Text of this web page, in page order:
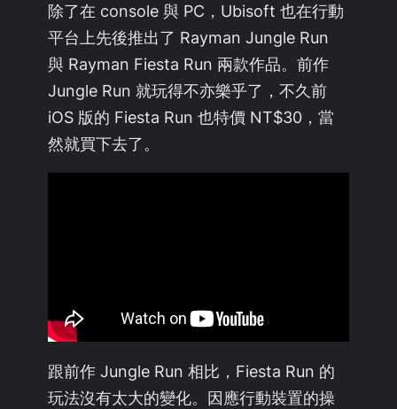
除了在 console 與 PC，Ubisoft 也在行動
平台上先後推出了 Rayman Jungle Run
與 Rayman Fiesta Run 兩款作品。前作
Jungle Run 就玩得不亦樂乎了，不久前
iOS 版的 Fiesta Run 也特價 NT$30，當
然就買下去了。
跟前作 Jungle Run 相比，Fiesta Run 的
玩法沒有太大的變化。因應行動裝置的操